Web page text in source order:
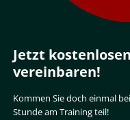
Jetzt
vereinbaren!
Kommen Sie doch einmal
Stunde am Training teil!